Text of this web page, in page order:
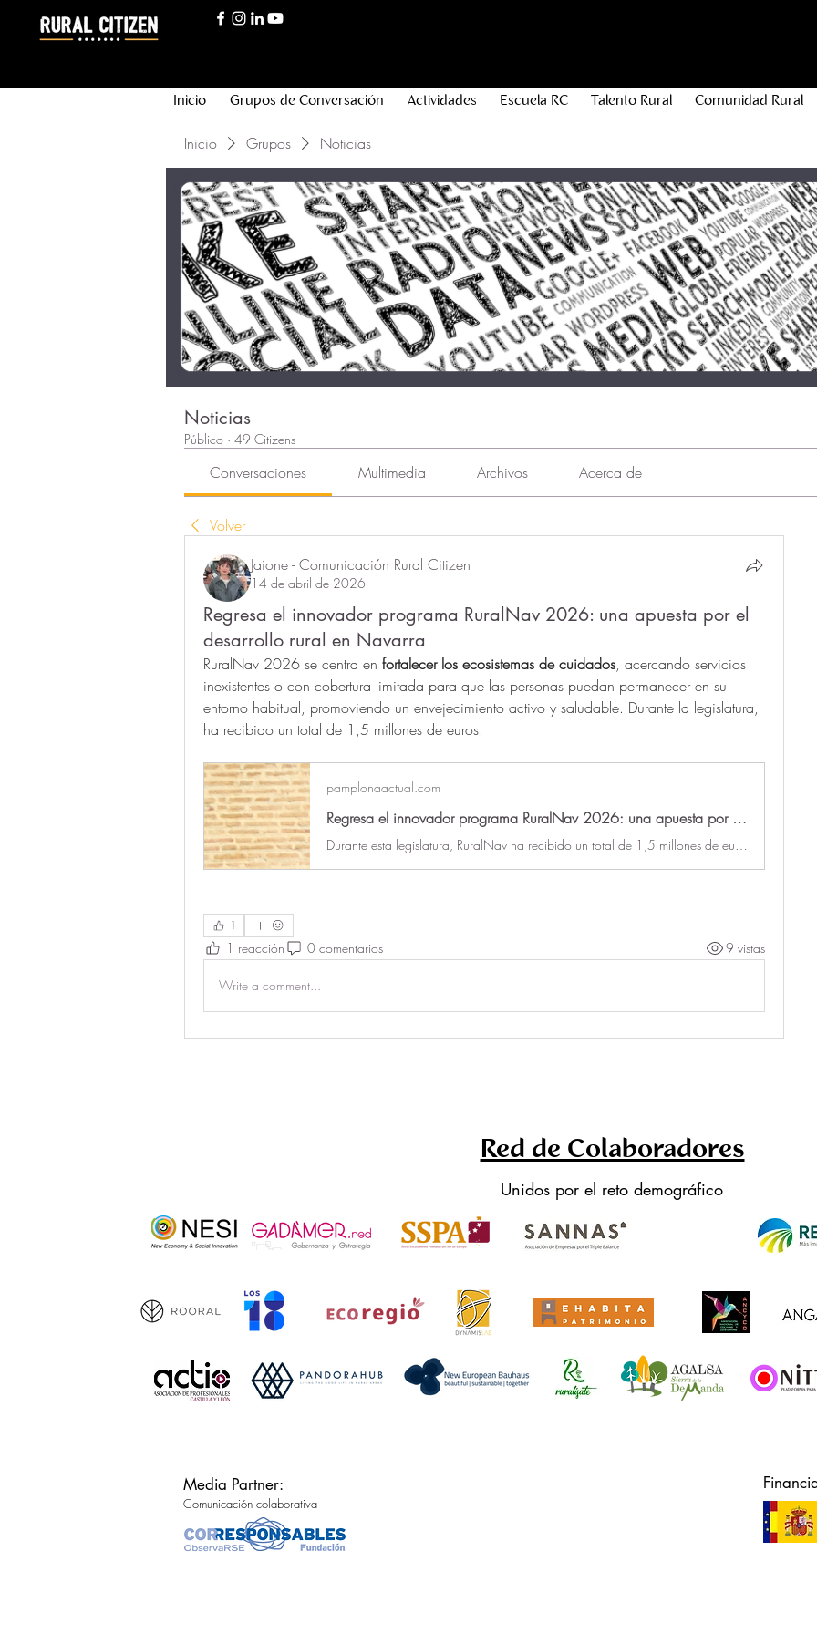
Inicio Grupos de Conversación Actividades Escuela RC Talento Rural Comunidad Rural
Inicio Grupos Noticias
Noticias
Público · 49 Citizens
Conversaciones Multimedia Archivos Acerca de
Volver
Jaione - Comunicación Rural Citizen
14 de abril de 2026
Regresa el innovador programa RuralNav 2026: una apuesta por el
desarrollo rural en Navarra
RuralNav 2026 se centra en fortalecer los ecosistemas de cuidados, acercando servicios
inexistentes o con cobertura limitada para que las personas puedan permanecer en su
entorno habitual, promoviendo un envejecimiento activo y saludable. Durante la legislatura,
ha recibido un total de 1,5 millones de euros.
pamplonaactual.com
Regresa el innovador programa RuralNav 2026: una apuesta por el desarrollo rural en Navarra
1
1 reacción 0 comentarios 9 vistas
Write a comment...
Red de Colaboradores
Unidos por el reto demográfico
Media Partner:
Comunicación colaborativa